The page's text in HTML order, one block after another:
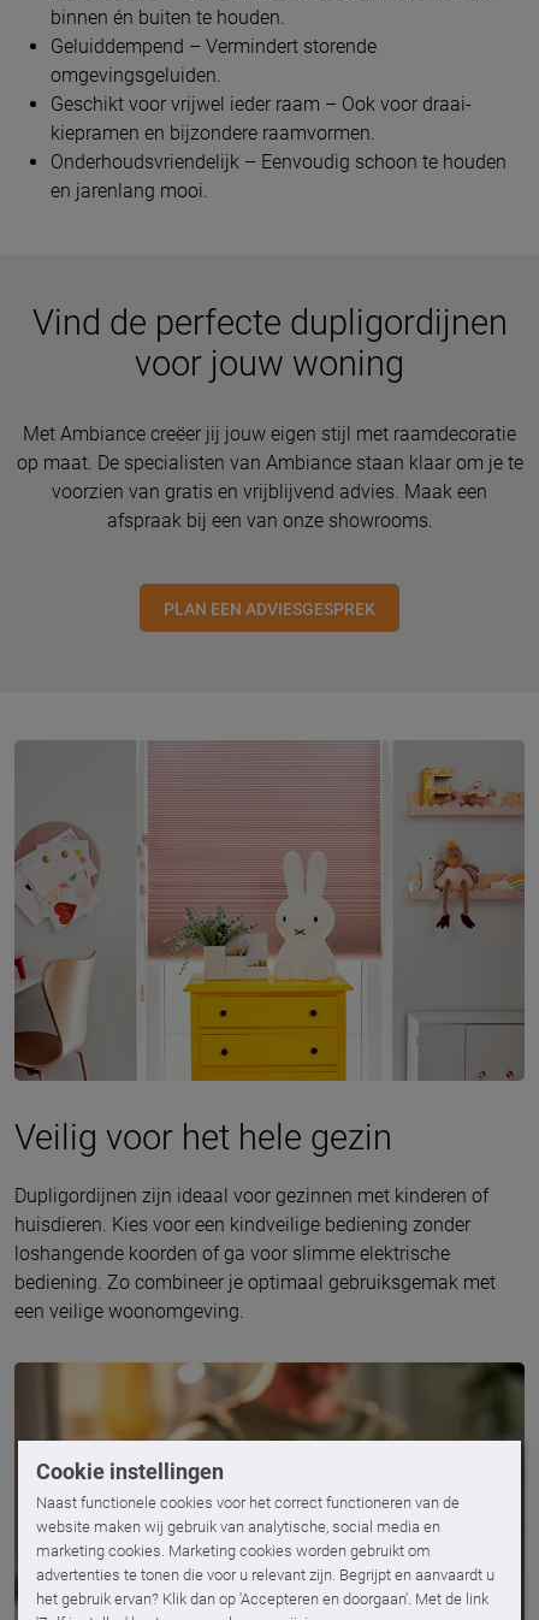
Cookie instellingen
Naast functionele cookies voor het correct functioneren van de
website maken wij gebruik van analytische, social media en
marketing cookies. Marketing cookies worden gebruikt om
advertenties te tonen die voor u relevant zijn. Begrijpt en aanvaardt u
het gebruik ervan? Klik dan op 'Accepteren en doorgaan'. Met de link
binnen én buiten te houden.
Geluiddempend – Vermindert storende
omgevingsgeluiden.
Geschikt voor vrijwel ieder raam – Ook voor draai-
kiepramen en bijzondere raamvormen.
Onderhoudsvriendelijk – Eenvoudig schoon te houden
en jarenlang mooi.
Vind de perfecte dupligordijnen
voor jouw woning
Met Ambiance creëer jij jouw eigen stijl met raamdecoratie
op maat. De specialisten van Ambiance staan klaar om je te
voorzien van gratis en vrijblijvend advies. Maak een
afspraak bij een van onze showrooms.
PLAN EEN ADVIESGESPREK
Veilig voor het hele gezin
Dupligordijnen zijn ideaal voor gezinnen met kinderen of
huisdieren. Kies voor een kindveilige bediening zonder
loshangende koorden of ga voor slimme elektrische
bediening. Zo combineer je optimaal gebruiksgemak met
een veilige woonomgeving.